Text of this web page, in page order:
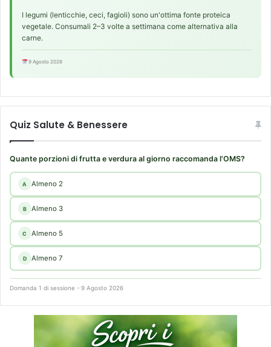
I legumi (lenticchie, ceci, fagioli) sono un'ottima fonte proteica
vegetale. Consumali 2–3 volte a settimana come alternativa alla
carne.
9 Agosto 2026
Quiz Salute & Benessere
Quante porzioni di frutta e verdura al giorno raccomanda l'OMS?
A Almeno 2
B Almeno 3
C Almeno 5
D Almeno 7
Domanda 1 di sessione - 9 Agosto 2026